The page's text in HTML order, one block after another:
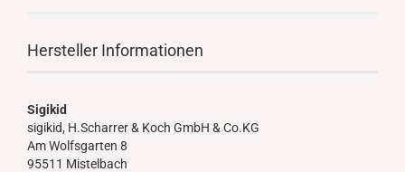
Hersteller Informationen
Sigikid
sigikid, H.Scharrer & Koch GmbH & Co.KG
Am Wolfsgarten 8
95511 Mistelbach